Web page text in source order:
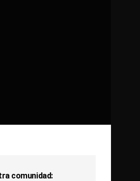
comunidad: